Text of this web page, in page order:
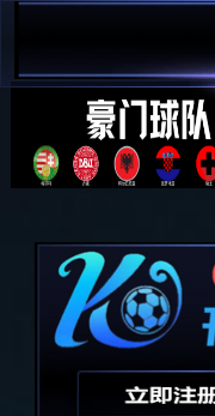
全部分类